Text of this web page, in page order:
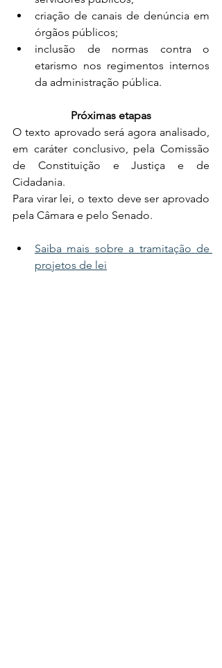
criação de canais de denúncia em
órgãos públicos;
inclusão de normas contra o
etarismo nos regimentos internos
da administração pública.
Próximas etapas
O texto aprovado será agora analisado,
em caráter conclusivo, pela Comissão
de Constituição e Justiça e de
Cidadania.
Para virar lei, o texto deve ser aprovado
pela Câmara e pelo Senado.
Saiba mais sobre a tramitação de
projetos de lei